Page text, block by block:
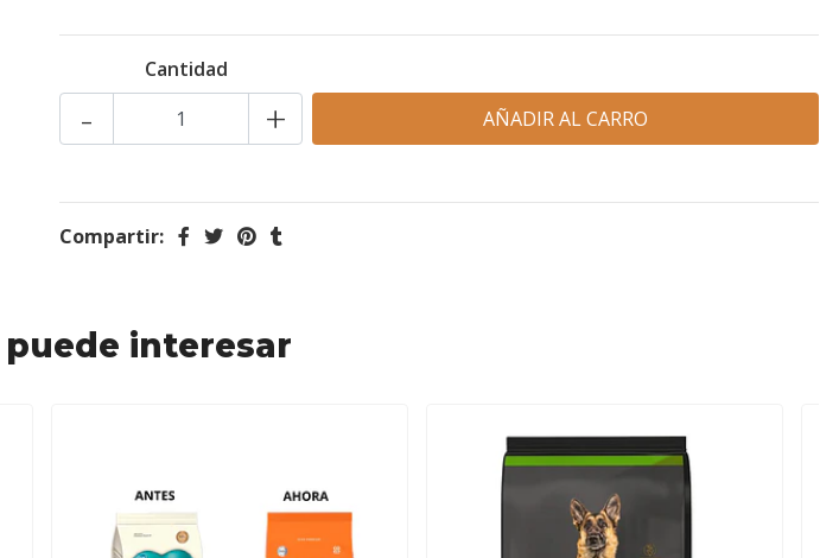
Cantidad
- +
Compartir:
interesar